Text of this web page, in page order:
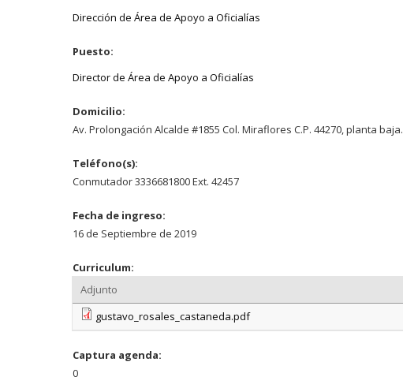
Dirección de Área de Apoyo a Oficialías
Puesto:
Director de Área de Apoyo a Oficialías
Domicilio:
Av. Prolongación Alcalde #1855 Col. Miraflores C.P. 44270, planta baja.
Teléfono(s):
Conmutador 3336681800 Ext. 42457
Fecha de ingreso:
16 de Septiembre de 2019
Curriculum:
Adjunto
gustavo_rosales_castaneda.pdf
Captura agenda:
0